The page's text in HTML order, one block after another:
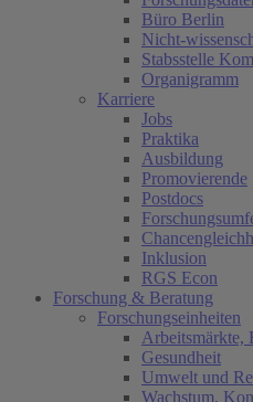
Büro Berlin
Nicht-
Stabsstelle
Organigramm
Karriere
Jobs
Praktika
Ausbildung
Promovierende
Postdocs
Inklusion
RGS Econ
Forschung & Beratung
Forschungseinheiten
Arbeitsmärkte,
Gesundheit
Umwelt und
Wachstum,